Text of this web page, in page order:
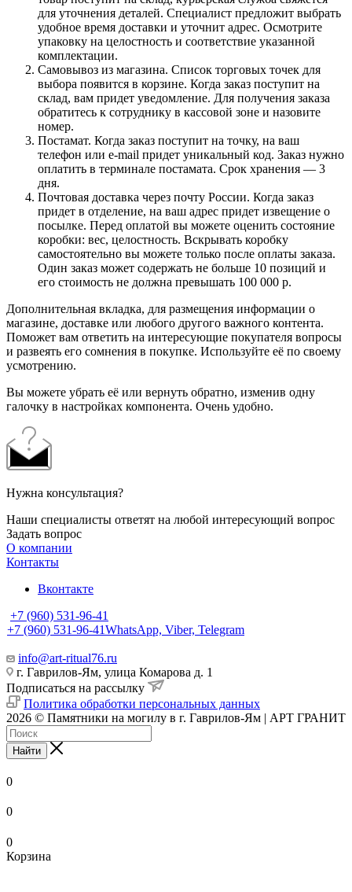
для уточнения деталей. Специалист предложит выбрать
удобное время доставки и уточнит адрес. Осмотрите
упаковку на целостность и соответствие указанной
комплектации.
Самовывоз из магазина. Список торговых точек для
выбора появится в корзине. Когда заказ поступит на
склад, вам придет уведомление. Для получения заказа
обратитесь к сотруднику в кассовой зоне и назовите
номер.
Постамат. Когда заказ поступит на точку, на ваш
телефон или e-mail придет уникальный код. Заказ нужно
оплатить в терминале постамата. Срок хранения — 3
дня.
Почтовая доставка через почту России. Когда заказ
придет в отделение, на ваш адрес придет извещение о
посылке. Перед оплатой вы можете оценить состояние
коробки: вес, целостность. Вскрывать коробку
самостоятельно вы можете только после оплаты заказа.
Один заказ может содержать не больше 10 позиций и
его стоимость не должна превышать 100 000 р.
Дополнительная вкладка, для размещения информации о
магазине, доставке или любого другого важного контента.
Поможет вам ответить на интересующие покупателя вопросы
и развеять его сомнения в покупке. Используйте её по своему
усмотрению.
Вы можете убрать её или вернуть обратно, изменив одну
галочку в настройках компонента. Очень удобно.
Нужна консультация?
Наши специалисты ответят на любой интересующий вопрос
Задать вопрос
О компании
Контакты
Вконтакте
+7 (960) 531-96-41
+7 (960) 531-96-41WhatsApp, Viber, Telegram
info@art-ritual76.ru
г. Гаврилов-Ям, улица Комарова д. 1
Подписаться на рассылку
Политика обработки персональных данных
2026 © Памятники на могилу в г. Гаврилов-Ям | АРТ ГРАНИТ
Найти
0
0
0
Корзина